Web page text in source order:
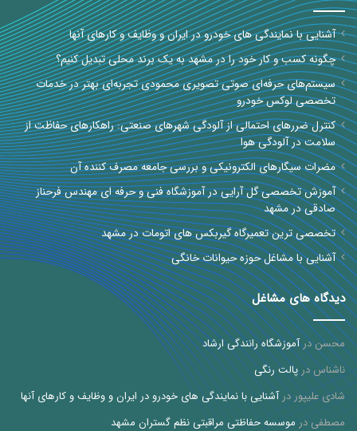
آشنایی با نمایندگی های خودرو در ایران و وظایف و کارهای آنها
چگونه کسب و کار خود را در مشهد به یک برند محلی تبدیل کنیم؟
سیستم‌های حرفه‌ای صوتی تصویری محمودی تجربه‌ای بهتر در خدمات
تخصصی لوکس خودرو
کنترل ضررهای احتمالی از آلودگی شهرهای صنعتی: راهکارهای حفاظت از
سلامت در آلودگی هوا
مضرات سیگارهای الکترونیکی و بررسی جامعه مصرف کننده آن
آموزش تخصصی گل آرایی در آموزشگاه فنی و حرفه ای مهندس فرحناز
صادقی در مشهد
تخصصی ترین تعمیرگاه گیربکس های اتومات در مشهد
آشنایی با مشاغل حوزه حیوانات خانگی
دیدگاه های مشاغل
محسندرآموزشگاه رانندگی ارشاد
ناشناسدرپالت رنگی
شادی علیپور درآشنایی با نمایندگی های خودرو در ایران و وظایف و کارهای آنها
مصطفی در موسسه حفاظتی مراقبتی نظم گستران مشهد